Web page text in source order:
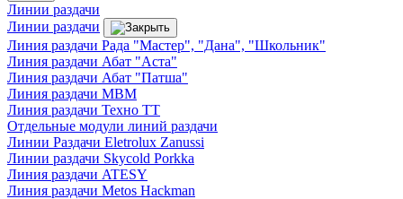
Линии раздачи
Линии раздачи
Линия раздачи Рада "Мастер", "Дана", "Школьник"
Линия раздачи Абат "Аста"
Линия раздачи Абат "Патша"
Линия раздачи МВМ
Линия раздачи Техно ТТ
Отдельные модули линий раздачи
Линии Раздачи Eletrolux Zanussi
Линии раздачи Skycold Porkka
Линия раздачи ATESY
Линия раздачи Metos Hackman